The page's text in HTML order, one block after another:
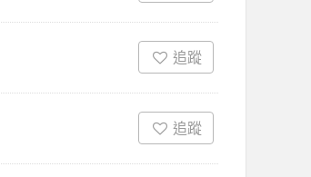
追蹤
追蹤